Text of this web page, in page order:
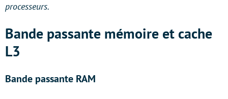
processeurs.
Bande passante mémoire et cache
L3
Bande passante RAM